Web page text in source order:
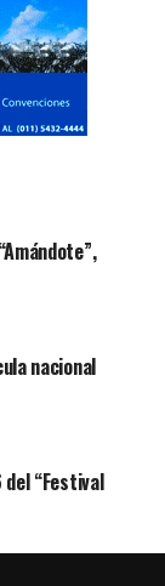
nacional
“Festival